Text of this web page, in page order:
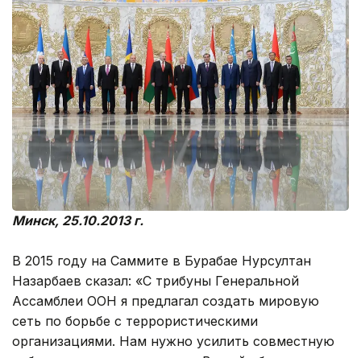
Минск, 25.10.2013 г.
В 2015 году на Саммите в Бурабае Нурсултан
Назарбаев сказал: «С трибуны Генеральной
Ассамблеи ООН я предлагал создать мировую
сеть по борьбе с террористическими
организациями. Нам нужно усилить совместную